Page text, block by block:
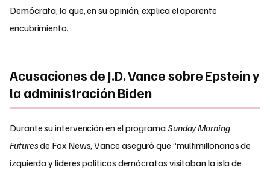
Demócrata, lo que, en su opinión, explica el aparente
encubrimiento.
Acusaciones de J.D. Vance sobre Epstein y
la administración Biden
Durante su intervención en el programaSunday Morning
Futuresde Fox News, Vance aseguró que “multimillonarios de
izquierda y líderes políticos demócratas visitaban la isla de